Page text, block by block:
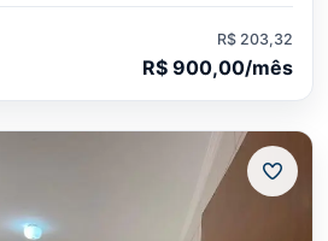
R$ 203,32
R$ 900,00/mês